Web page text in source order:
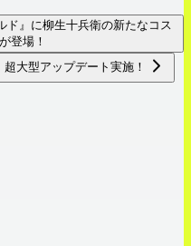
ド』に柳生十兵衛の新たなコス
登場！
大型アップデート実施！